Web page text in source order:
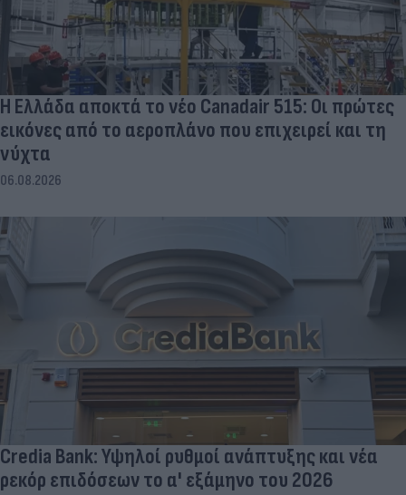
Η Ελλάδα αποκτά το νέο Canadair 515: Οι πρώτες
εικόνες από το αεροπλάνο που επιχειρεί και τη
νύχτα
06.08.2026
Credia Bank: Υψηλοί ρυθμοί ανάπτυξης και νέα
ρεκόρ επιδόσεων το α' εξάμηνο του 2026